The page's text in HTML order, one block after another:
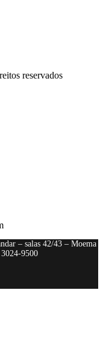
reservados
– salas 42/43 – Moema
9500